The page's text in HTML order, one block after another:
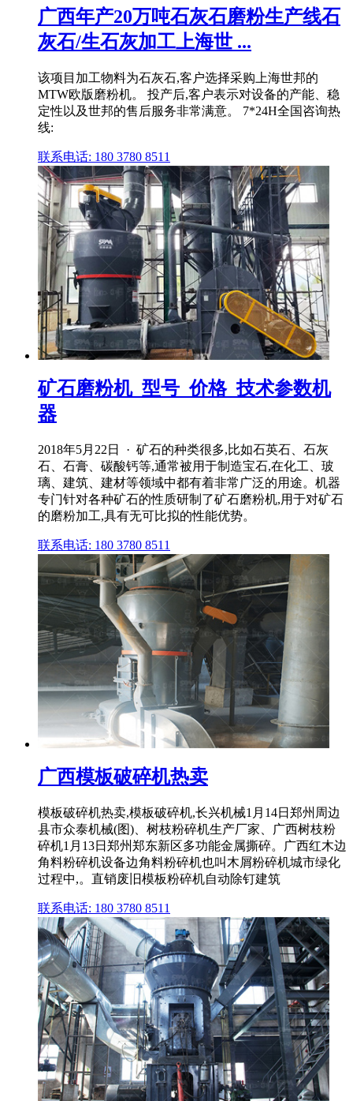
广西年产20万吨石灰石磨粉生产线石
灰石/生石灰加工上海世 ...
该项目加工物料为石灰石,客户选择采购上海世邦的
MTW欧版磨粉机。 投产后,客户表示对设备的产能、稳
定性以及世邦的售后服务非常满意。 7*24H全国咨询热
线:
联系电话: 180 3780 8511
矿石磨粉机_型号_价格_技术参数机
器
2018年5月22日 · 矿石的种类很多,比如石英石、石灰
石、石膏、碳酸钙等,通常被用于制造宝石,在化工、玻
璃、建筑、建材等领域中都有着非常广泛的用途。机器
专门针对各种矿石的性质研制了矿石磨粉机,用于对矿石
的磨粉加工,具有无可比拟的性能优势。
联系电话: 180 3780 8511
广西模板破碎机热卖
模板破碎机热卖,模板破碎机,长兴机械1月14日郑州周边
县市众泰机械(图)、树枝粉碎机生产厂家、广西树枝粉
碎机1月13日郑州郑东新区多功能金属撕碎。广西红木边
角料粉碎机设备边角料粉碎机也叫木屑粉碎机城市绿化
过程中,。直销废旧模板粉碎机自动除钉建筑
联系电话: 180 3780 8511